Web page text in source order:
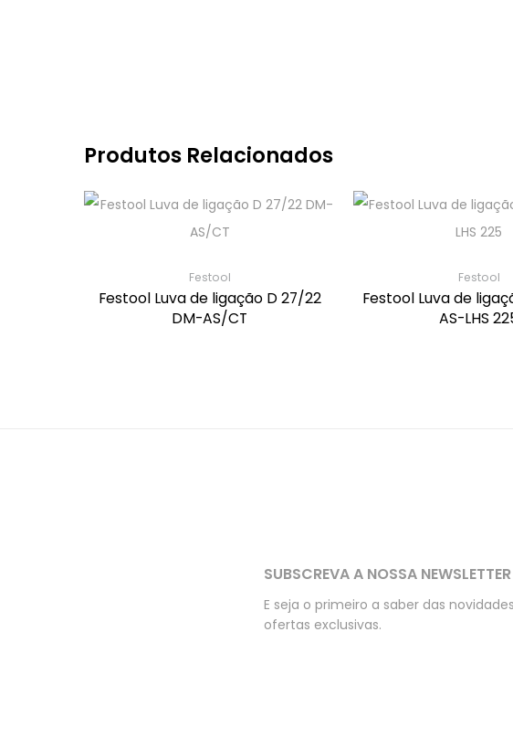
Produtos Relacionados
Festool
Festool Luva de ligação D 27/22
DM-AS/CT
Festool
Festool Luva de
AS-LHS
SUBSCREVA A NOSSA NEWSLETTER
E seja o primeiro a saber das
ofertas exclusivas.